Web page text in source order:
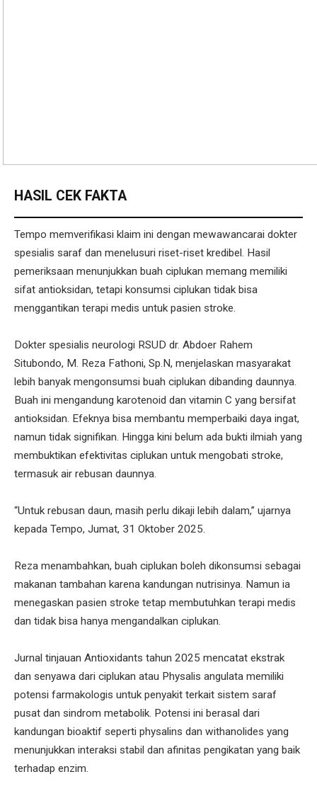
HASIL CEK FAKTA
Tempo memverifikasi klaim ini dengan mewawancarai dokter
spesialis saraf dan menelusuri riset-riset kredibel. Hasil
pemeriksaan menunjukkan buah ciplukan memang memiliki
sifat antioksidan, tetapi konsumsi ciplukan tidak bisa
menggantikan terapi medis untuk pasien stroke.
Dokter spesialis neurologi RSUD dr. Abdoer Rahem
Situbondo, M. Reza Fathoni, Sp.N, menjelaskan masyarakat
lebih banyak mengonsumsi buah ciplukan dibanding daunnya.
Buah ini mengandung karotenoid dan vitamin C yang bersifat
antioksidan. Efeknya bisa membantu memperbaiki daya ingat,
namun tidak signifikan. Hingga kini belum ada bukti ilmiah yang
membuktikan efektivitas ciplukan untuk mengobati stroke,
termasuk air rebusan daunnya.
“Untuk rebusan daun, masih perlu dikaji lebih dalam,” ujarnya
kepada Tempo, Jumat, 31 Oktober 2025.
Reza menambahkan, buah ciplukan boleh dikonsumsi sebagai
makanan tambahan karena kandungan nutrisinya. Namun ia
menegaskan pasien stroke tetap membutuhkan terapi medis
dan tidak bisa hanya mengandalkan ciplukan.
Jurnal tinjauan Antioxidants tahun 2025 mencatat ekstrak
dan senyawa dari ciplukan atau Physalis angulata memiliki
potensi farmakologis untuk penyakit terkait sistem saraf
pusat dan sindrom metabolik. Potensi ini berasal dari
kandungan bioaktif seperti physalins dan withanolides yang
menunjukkan interaksi stabil dan afinitas pengikatan yang baik
terhadap enzim.